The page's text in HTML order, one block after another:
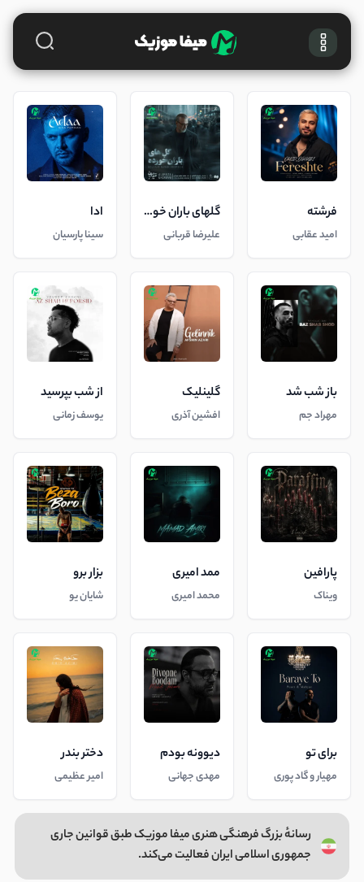
فرشته
امید عقابی
گلهای باران خورده
علیرضا قربانی
ادا
سینا پارسیان
باز شب شد
مهراد جم
گلینلیک
افشین آذری
از شب بپرسید
یوسف زمانی
پارافین
ویناک
ممد امیری
محمد امیری
بزار برو
شایان یو
برای تو
مهیار و گاد پوری
دیوونه بودم
مهدی جهانی
دختر بندر
امیر عظیمی
رسانهٔ بزرگ فرهنگی هنری میفا موزیک طبق قوانین جاری
جمهوری اسلامی ایران فعالیت می‌کند.